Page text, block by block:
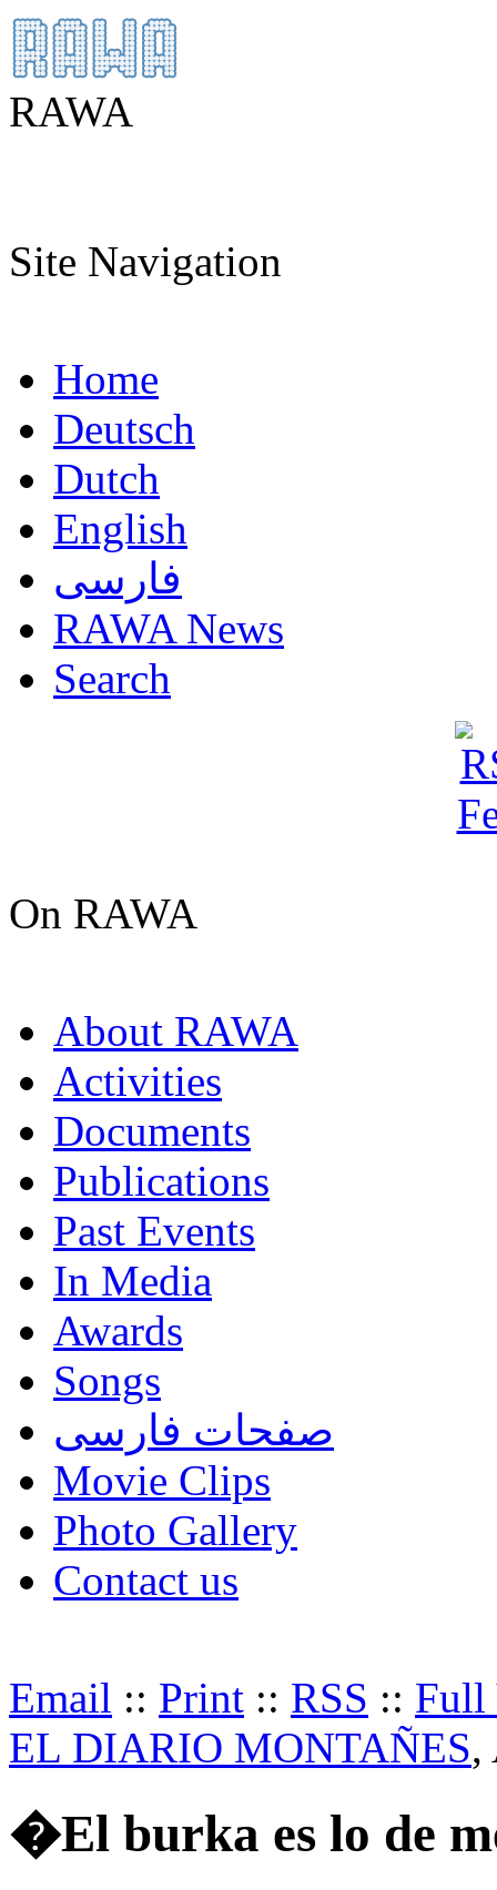
RAWA
Site Navigation
Home
Deutsch
Dutch
English
فارسی
RAWA News
Search
On RAWA
About RAWA
Activities
Documents
Publications
Past Events
In Media
Awards
Songs
صفحات فارسی
Movie Clips
Photo Gallery
Contact us
Email :: Print :: RSS :: Full
EL DIARIO MONTAÑES,
�El burka es lo de